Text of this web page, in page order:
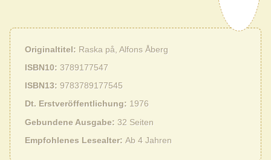
Originaltitel
Raska på, Alfons Åberg
ISBN10
3789177547
ISBN13 9783789177545
Dt. Erstveröffentlichung
1976
Gebundene Ausgabe
32 Seiten
Empfohlenes Lesealter Ab 4 Jahren